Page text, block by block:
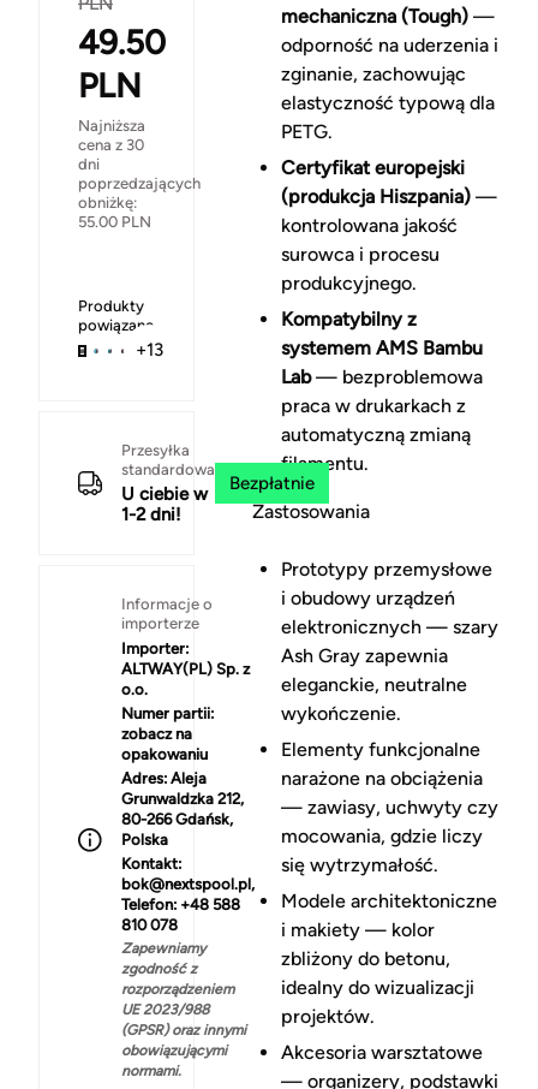
49.50
PLN
Najniższa
cena z 30
dni
poprzedzających
obniżkę:
55.00 PLN
Produkty
powiązane
+13
Przesyłka
standardowa
U ciebie w
1-2 dni!
Bezpłatnie
Informacje o
importerze
Importer:
ALTWAY(PL) Sp. z
o.o.
Numer partii:
zobacz na
opakowaniu
Adres: Aleja
Grunwaldzka 212,
80-266 Gdańsk,
Polska
Kontakt:
bok@nextspool.pl,
Telefon: +48 588
810 078
Zapewniamy
zgodność z
rozporządzeniem
UE 2023/988
(GPSR) oraz innymi
obowiązującymi
normami.
mechaniczna (Tough)—
odporność na uderzenia i
zginanie, zachowując
elastyczność typową dla
PETG.
Certyfikat europejski
(produkcja Hiszpania)—
kontrolowana jakość
surowca i procesu
produkcyjnego.
Kompatybilny z
systemem AMS Bambu
Lab— bezproblemowa
praca w drukarkach z
automatyczną zmianą
filamentu.
Zastosowania
Prototypy przemysłowe
i obudowy urządzeń
elektronicznych — szary
Ash Gray zapewnia
eleganckie, neutralne
wykończenie.
Elementy funkcjonalne
narażone na obciążenia
— zawiasy, uchwyty czy
mocowania, gdzie liczy
się wytrzymałość.
Modele architektoniczne
i makiety — kolor
zbliżony do betonu,
idealny do wizualizacji
projektów.
Akcesoria warsztatowe
— organizery, podstawki